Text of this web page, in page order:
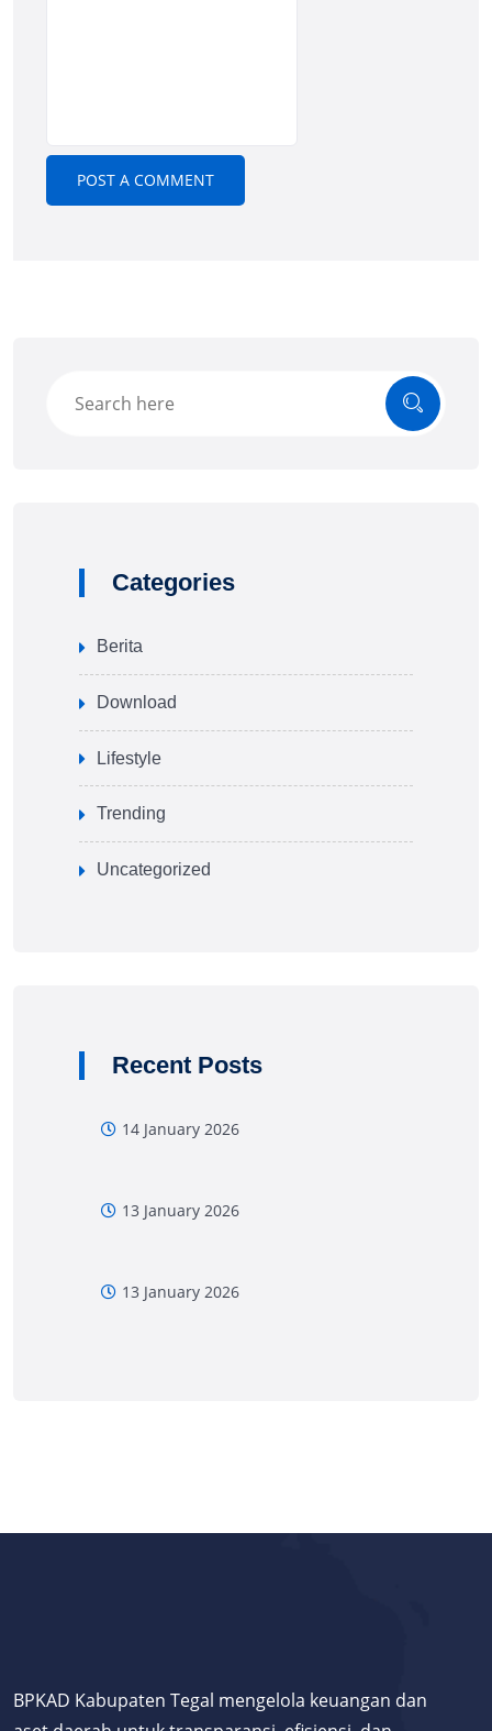
Categories
Berita
Download
Lifestyle
Trending
Uncategorized
Recent Posts
14 January 2026
13 January 2026
13 January 2026
BPKAD Kabupaten Tegal mengelola keuangan dan